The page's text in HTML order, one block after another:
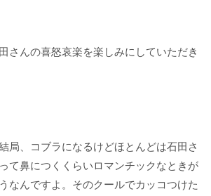
んの喜怒哀楽を楽しみにしていただき
局、コブラになるけどほとんどは石田さ
て鼻につくくらいロマンチックなときが
なんですよ。そのクールでカッコつけた